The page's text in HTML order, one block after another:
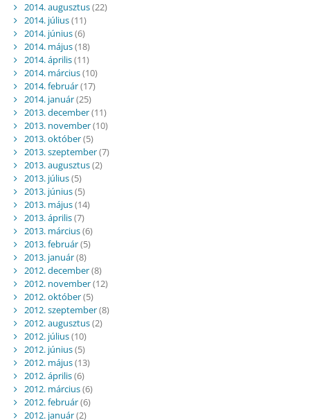
2014. augusztus(22)
2014. július(11)
2014. június(6)
2014. május(18)
2014. április(11)
2014. március(10)
2014. február(17)
2014. január(25)
2013. december(11)
2013. november(10)
2013. október(5)
2013. szeptember(7)
2013. augusztus(2)
2013. július(5)
2013. június(5)
2013. május(14)
2013. április(7)
2013. március(6)
2013. február(5)
2013. január(8)
2012. december(8)
2012. november(12)
2012. október(5)
2012. szeptember(8)
2012. augusztus(2)
2012. július(10)
2012. június(5)
2012. május(13)
2012. április(6)
2012. március(6)
2012. február(6)
2012. január(2)